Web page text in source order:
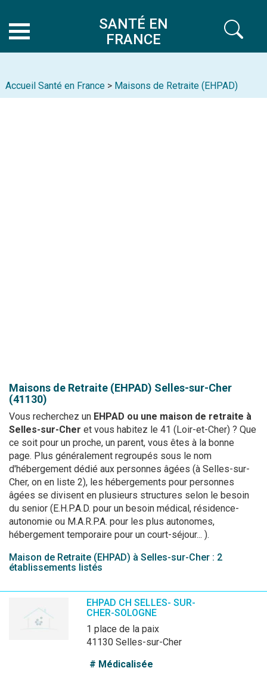
SANTÉ EN
FRANCE
Accueil Santé en France > Maisons de Retraite (EHPAD)
Maisons de Retraite (EHPAD) Selles-sur-Cher
(41130)
Vous recherchez un EHPAD ou une maison de retraite à
Selles-sur-Cher et vous habitez le 41 (Loir-et-Cher) ? Que
ce soit pour un proche, un parent, vous êtes à la bonne
page. Plus généralement regroupés sous le nom
d'hébergement dédié aux personnes âgées (à Selles-sur-
Cher, on en liste 2), les hébergements pour personnes
âgées se divisent en plusieurs structures selon le besoin
du senior (E.H.P.A.D. pour un besoin médical, résidence-
autonomie ou M.A.R.P.A. pour les plus autonomes,
hébergement temporaire pour un court-séjour... ).
Maison de Retraite (EHPAD) à Selles-sur-Cher : 2
établissements listés
EHPAD CH SELLES- SUR-
CHER-SOLOGNE
1 place de la paix
41130 Selles-sur-Cher
# Médicalisée